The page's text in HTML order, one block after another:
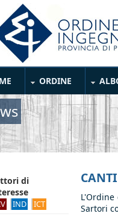
ORDINE
di
IND ICT
L'Ordine
Sartori